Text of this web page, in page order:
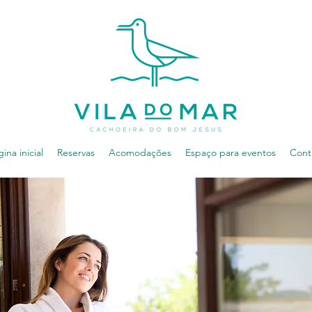
inicial Reservas Acomodações Espaço para eventos